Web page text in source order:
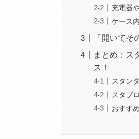
充電器
ケース
「開いて
まとめ：ス
ス！
スタン
スタプ
おすす